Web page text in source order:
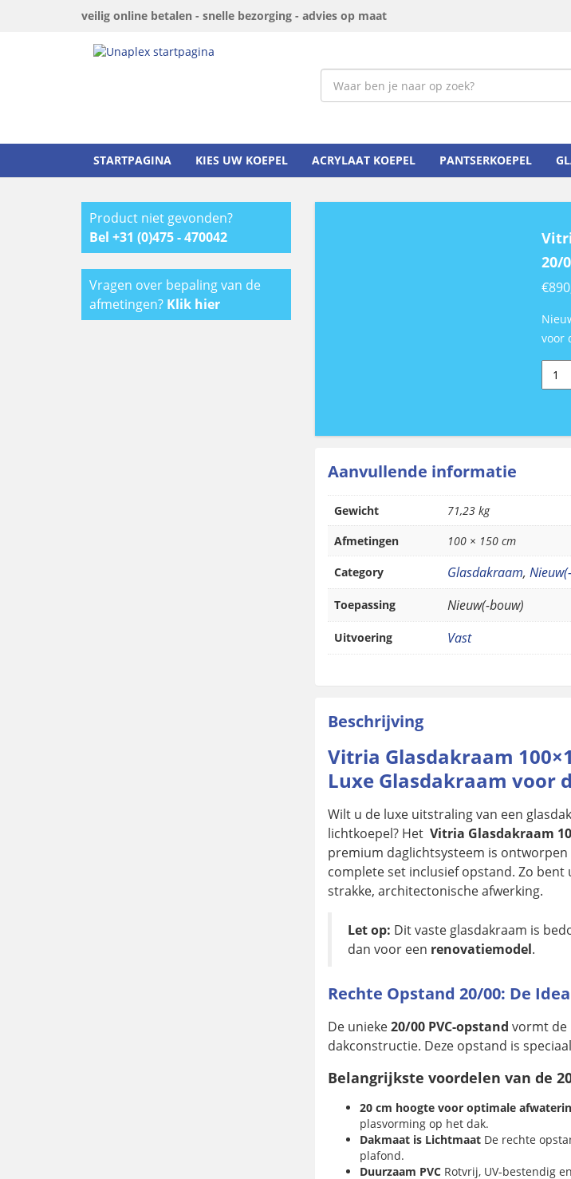
veilig online betalen - snelle bezorging - advies op maat
STARTPAGINA KIES UW KOEPEL ACRYLAAT KOEPEL PANTSERKOEPEL
Product niet gevonden?
Bel +31 (0)475 - 470042
Vragen over bepaling van de
afmetingen? Klik hier
20/
€
voor
20/00
Aanvullende informatie
Gewicht
71,23 kg
Afmetingen
100 × 150 cm
Category Glasdakraam,
Toepassing Nieuw(-bouw)
Uitvoering Vast
Beschrijving
Vitria Glasdakraam
Luxe Glasdakraam voor
Wilt u de luxe uitstraling van een
lichtkoepel? Het Vitria Glasdakraam
premium daglichtsysteem is
complete set inclusief opstand. Zo
strakke, architectonische afwerking.
Let op: Dit vaste glasdakraam is
dan voor een renovatiemodel.
Rechte Opstand 20/00: De
De unieke20/00 PVC-opstand vormt de
dakconstructie. Deze opstand is
Belangrijkste voordelen van de
20 cm hoogte voor optimale
plasvorming op het dak.
Dakmaat is LichtmaatDe rechte
plafond.
Duurzaam PVCRotvrij, UV‑bestendig